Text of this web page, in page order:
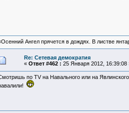
Ангел прячется в дождях. В листве
Re: Сетевая демократия
« Ответ #462 : 25 Января 2012, 16:39:08
по TV на Навального или на